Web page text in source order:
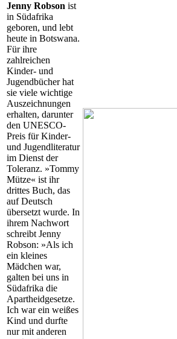
Jenny Robson ist
in Südafrika
geboren, und lebt
heute in Botswana.
Für ihre
zahlreichen
Kinder- und
Jugendbücher hat
sie viele wichtige
Auszeichnungen
erhalten, darunter
den UNESCO-
Preis für Kinder-
und Jugendliteratur
im Dienst der
Toleranz. »Tommy
Mütze« ist ihr
drittes Buch, das
auf Deutsch
übersetzt wurde. In
ihrem Nachwort
schreibt Jenny
Robson: »Als ich
ein kleines
Mädchen war,
galten bei uns in
Südafrika die
Apartheidgesetze.
Ich war ein weißes
Kind und durfte
nur mit anderen